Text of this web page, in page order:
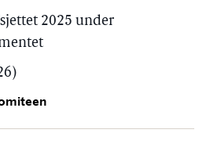
2025 under